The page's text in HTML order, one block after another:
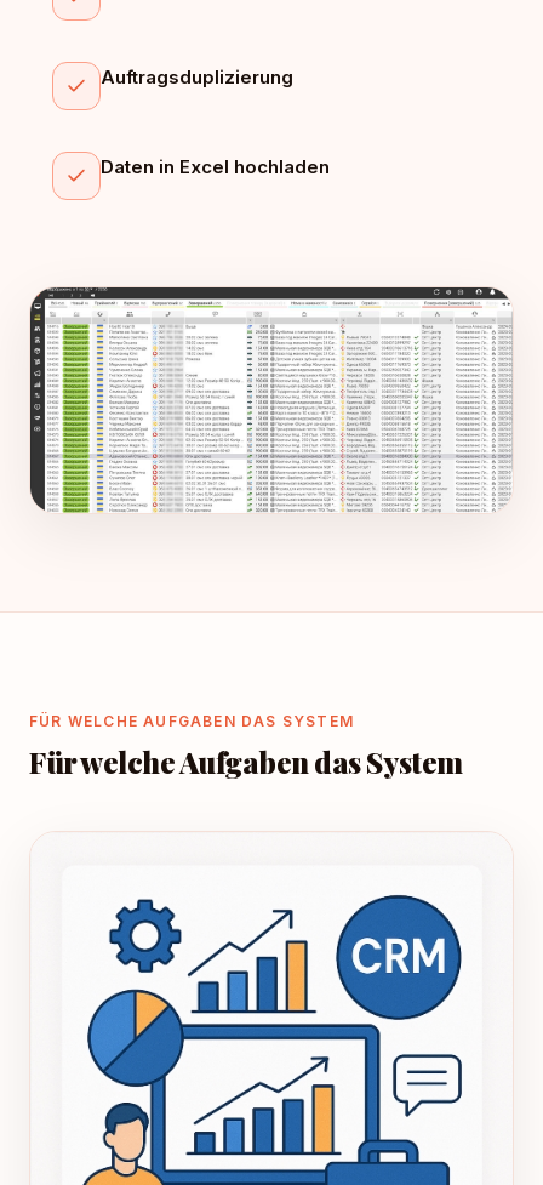
Auftragsduplizierung
Daten in Excel hochladen
FÜR WELCHE AUFGABEN DAS SYSTEM
Für welche Aufgaben das System